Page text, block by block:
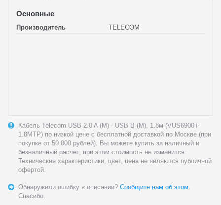
Основные
Производитель TELECOM
Кабель Telecom USB 2.0 A (M) - USB B (M), 1.8м (VUS6900T-
1.8MTP) по низкой цене с бесплатной доставкой по Москве (при
покупке от 50 000 рублей). Вы можете купить за наличный и
безналичный расчет, при этом стоимость не изменится.
Технические характеристики, цвет, цена не являются публичной
офертой.
Обнаружили ошибку в описании? Сообщите нам об этом.
Спасибо.